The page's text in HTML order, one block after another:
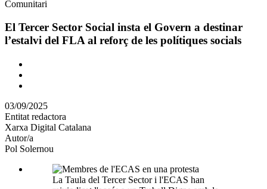
Àmbit
la
notícia
Comunitari
El Tercer Sector Social insta el Govern a destinar
l’estalvi del FLA al reforç de les polítiques socials
Comparteix
altres
xarxes
socials
03/09/2025
Entitat redactora
Xarxa Digital Catalana
Autor/a
Pol Solernou
La Taula del Tercer Sector i l'ECAS han